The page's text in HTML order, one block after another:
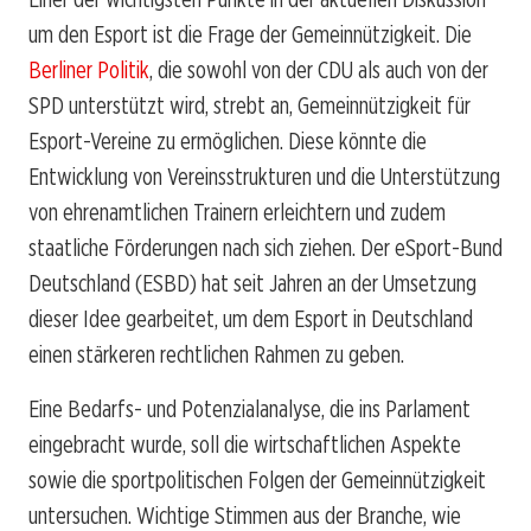
um den Esport ist die Frage der Gemeinnützigkeit. Die
Berliner Politik, die sowohl von der CDU als auch von der
SPD unterstützt wird, strebt an, Gemeinnützigkeit für
Esport-Vereine zu ermöglichen. Diese könnte die
Entwicklung von Vereinsstrukturen und die Unterstützung
von ehrenamtlichen Trainern erleichtern und zudem
staatliche Förderungen nach sich ziehen. Der eSport-Bund
Deutschland (ESBD) hat seit Jahren an der Umsetzung
dieser Idee gearbeitet, um dem Esport in Deutschland
einen stärkeren rechtlichen Rahmen zu geben.
Eine Bedarfs- und Potenzialanalyse, die ins Parlament
eingebracht wurde, soll die wirtschaftlichen Aspekte
sowie die sportpolitischen Folgen der Gemeinnützigkeit
untersuchen. Wichtige Stimmen aus der Branche, wie